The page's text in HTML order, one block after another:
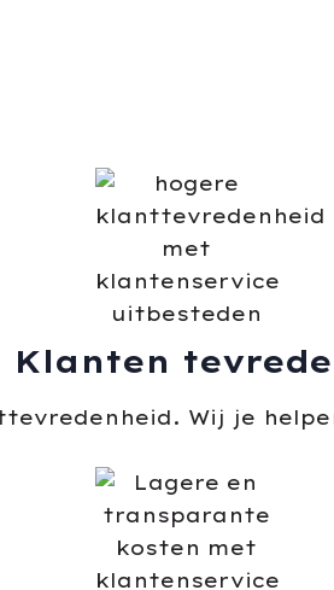
Klanten
Wij je